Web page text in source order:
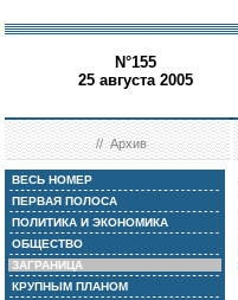
N°155
25 августа 2005
//Архив
ВЕСЬ НОМЕР
ПЕРВАЯ ПОЛОСА
ПОЛИТИКА И ЭКОНОМИКА
ОБЩЕСТВО
ЗАГРАНИЦА
КРУПНЫМ ПЛАНОМ